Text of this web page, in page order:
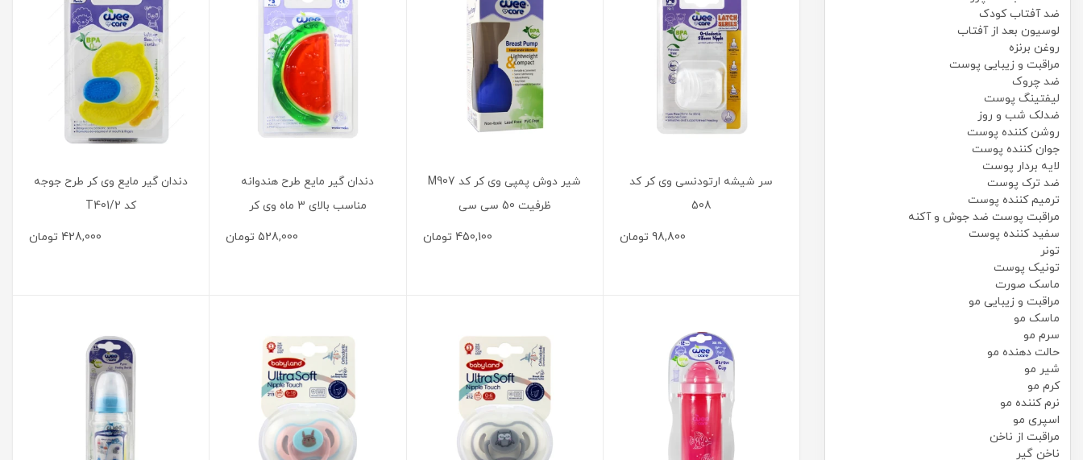
ضد آفتاب کودک
لوسیون بعد از آفتاب
روغن برنزه
مراقبت و زیبایی پوست
ضد چروک
لیفتینگ پوست
ضدلک شب و روز
روشن کننده پوست
جوان کننده پوست
لایه بردار پوست
ضد ترک پوست
ترمیم کننده پوست
مراقبت پوست ضد جوش و آکنه
سفید کننده پوست
تونر
تونیک پوست
ماسک صورت
مراقبت و زیبایی مو
ماسک مو
سرم مو
حالت دهنده مو
شیر مو
کرم مو
نرم کننده مو
اسپری مو
مراقبت از ناخن
ناخن گیر
سر شیشه ارتودنسی وی کر کد
508
98,800 تومان
شیر دوش پمپی وی کر کد M907
ظرفیت 50 سی سی
450,100 تومان
دندان گیر مایع طرح هندوانه
مناسب بالای 3 ماه وی کر
528,000تومان
دندان گیر مایع وی کر طرح جوجه
کد T401/2
428,000 تومان